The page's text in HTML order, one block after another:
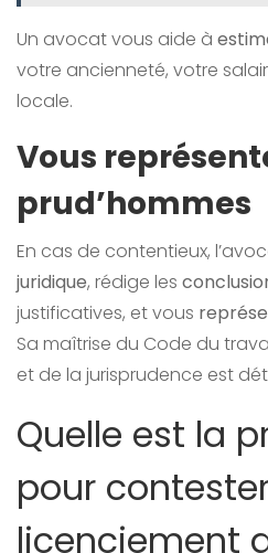
Un avocat vous aide à
votre ancienneté, votre
locale.
Vous
prud’hommes
En cas de contentieux,
juridique, rédige les
justificatives, et vous
Sa maîtrise du Code du
et de la jurisprudence est
Quelle est la
pour
licenciement